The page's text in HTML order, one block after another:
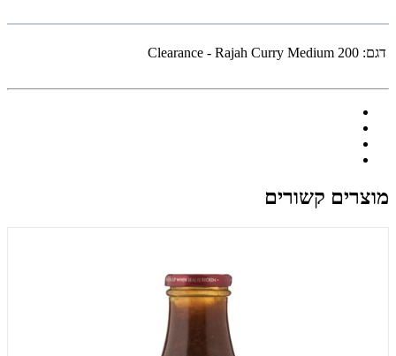
דגם: Clearance - Rajah Curry Medium 200
מוצרים קשורים